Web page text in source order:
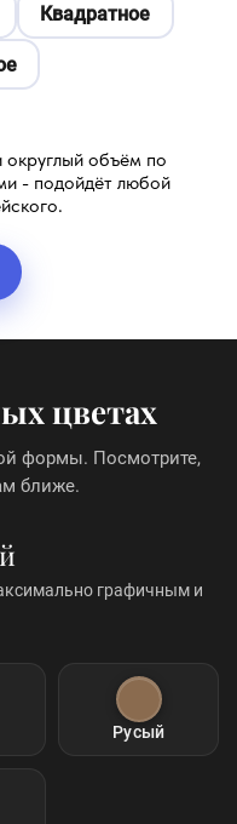
Квадратное
округлый объём по
- подойдёт любой
цветах
формы. Посмотрите,
ближе.
графичным и
Русый